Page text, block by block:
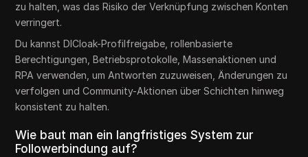
zu halten, was das Risiko der Verknüpfung zwischen Konten
verringert.
Du kannst DICloak-Profilfreigabe, rollenbasierte
Berechtigungen, Betriebsprotokolle, Massenaktionen und
RPA verwenden, um Antworten zuzuweisen, Änderungen zu
verfolgen und Community-Aktionen über Schichten hinweg
konsistent zu halten.
Wie baut man ein langfristiges System zur
Followerbindung auf?